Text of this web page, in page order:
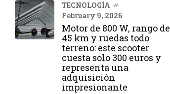
TECNOLOGÍA
February 9, 2026
Motor de 800 W, rango de
45 km y ruedas todo
terreno: este scooter
cuesta solo 300 euros y
representa una
adquisición
impresionante